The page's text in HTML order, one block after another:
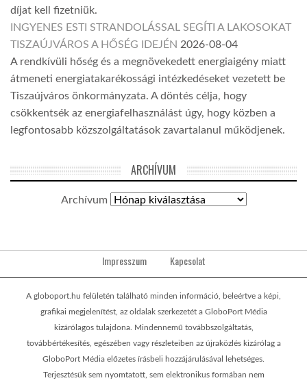
díjat kell fizetniük.
INGYENES ESTI STRANDOLÁSSAL SEGÍTI A LAKOSOKAT
TISZAÚJVÁROS A HŐSÉG IDEJÉN 2026-08-04
A rendkívüli hőség és a megnövekedett energiaigény miatt
átmeneti energiatakarékossági intézkedéseket vezetett be
Tiszaújváros önkormányzata. A döntés célja, hogy
csökkentsék az energiafelhasználást úgy, hogy közben a
legfontosabb közszolgáltatások zavartalanul működjenek.
ARCHÍVUM
Archívum
Impresszum Kapcsolat
A globoport.hu felületén található minden információ, beleértve a képi,
grafikai megjelenítést, az oldalak szerkezetét a GloboPort Média
kizárólagos tulajdona. Mindennemű továbbszolgáltatás,
továbbértékesítés, egészében vagy részleteiben az újraközlés kizárólag a
GloboPort Média előzetes írásbeli hozzájárulásával lehetséges.
Terjesztésük sem nyomtatott, sem elektronikus formában nem